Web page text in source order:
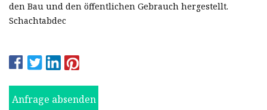
den Bau und den öffentlichen Gebrauch hergestellt.
Schachtabdec
Anfrage absenden